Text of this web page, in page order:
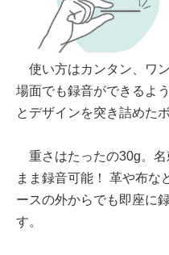
使い方はカンタン、ワ
場面でも録音ができるよ
とデザインを突き詰めた
重さはたったの30g。名
まま録音可能！ 革や布な
ースの外からでも即座に
す。